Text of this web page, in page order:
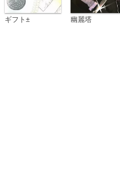
ギフト± 幽麗塔